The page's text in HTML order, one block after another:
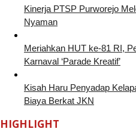
Kinerja PTSP Purworejo
Nyaman
Meriahkan HUT ke-81 RI,
Karnaval ‘Parade Kreatif’
Kisah Haru Penyadap
Biaya Berkat JKN
HIGHLIGHT